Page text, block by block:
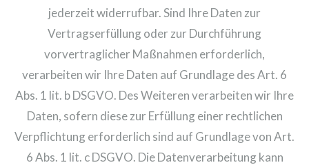
jederzeit widerrufbar. Sind Ihre Daten zur
Vertragserfüllung oder zur Durchführung
vorvertraglicher Maßnahmen erforderlich,
verarbeiten wir Ihre Daten auf Grundlage des Art. 6
Abs. 1 lit. b DSGVO. Des Weiteren verarbeiten wir Ihre
Daten, sofern diese zur Erfüllung einer rechtlichen
Verpflichtung erforderlich sind auf Grundlage von Art.
6 Abs. 1 lit. c DSGVO. Die Datenverarbeitung kann